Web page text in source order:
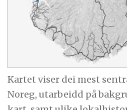
Kartet viser dei mest
Noreg, utarbeidd på